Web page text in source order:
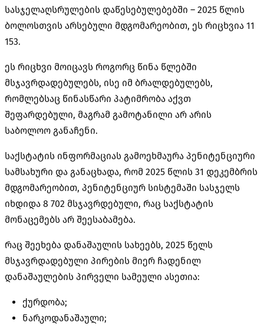
სასჯელაღსრულების დაწესებულებებში – 2025 წლის
ბოლოსთვის არსებული მდგომარეობით, ეს რიცხვია 11
153.
ეს რიცხვი მოიცავს როგორც წინა წლებში
მსჯავრდადებულებს, ისე იმ ბრალდებულებს,
რომლებსაც წინასწარი პატიმრობა აქვთ
შეფარდებული, მაგრამ გამოტანილი არ არის
საბოლოო განაჩენი.
საქსტატის ინფორმაციას გამოეხმაურა პენიტენციური
სამსახური და განაცხადა, რომ 2025 წლის 31 დეკემბრის
მდგომარეობით, პენიტენციურ სისტემაში სასჯელს
იხდიდა 8 702 მსჯავრდებული, რაც საქსტატის
მონაცემებს არ შეესაბამება.
რაც შეეხება დანაშაულის სახეებს, 2025 წელს
მსჯავრდადებული პირების მიერ ჩადენილ
დანაშაულების პირველი სამეული ასეთია:
ქურდობა;
ნარკოდანაშაული;